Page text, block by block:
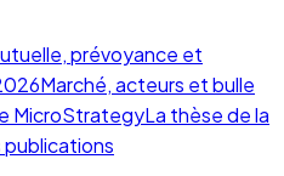
prévoyance et
Marché, acteurs et bulle
MicroStrategyLa thèse de la
publications